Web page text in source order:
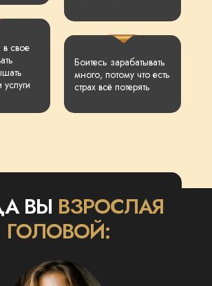
в свое
Боитесь зарабатывать
много, потому что есть
страх всё потерять
ВЫ ВЗРОСЛАЯ
ГОЛОВОЙ: